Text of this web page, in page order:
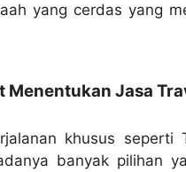
yang cerdas yang
Menentukan Jasa
khusus seperti
banyak pilihan